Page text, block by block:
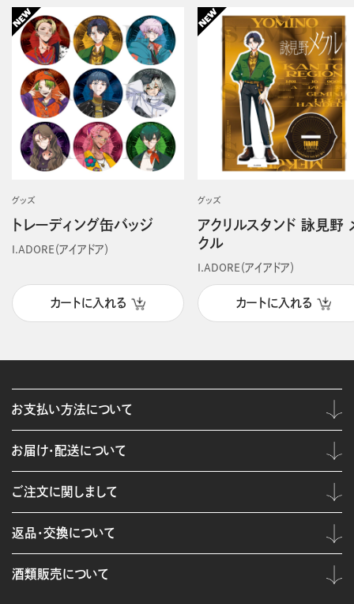
グッズ
トレーディング缶バッジ
I.ADORE（アイアドア）
カートに入れる
グッズ
アクリルスタンド 詠見野
クル
I.ADORE（アイアドア）
カートに入れる
お支払い方法について
お届け・配送について
ご注文に関しまして
返品・交換について
酒類販売について